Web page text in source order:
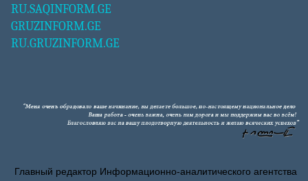
RU.SAQINFORM.GE
GRUZINFORM.GE
RU.GRUZINFORM.GE
Главный редактор Информационно-аналитического агентства